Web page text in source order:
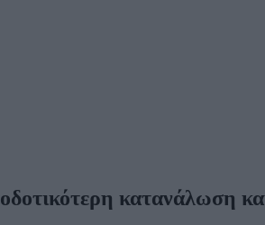
κατανάλωση